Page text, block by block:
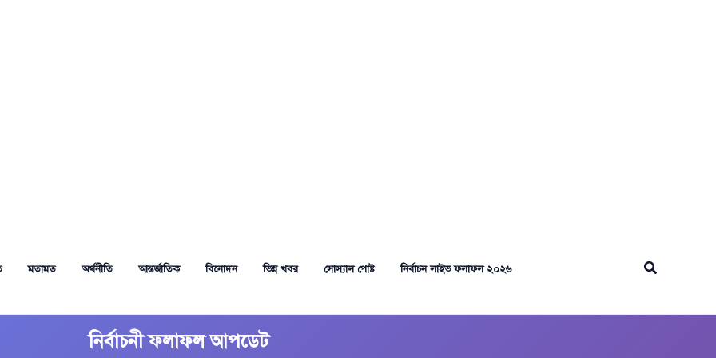
মতামত অর্থনীতি আন্তর্জাতিক বিনোদন ভিন্ন খবর সোস্যাল পোষ্ট নির্বাচন লাইভ ফলাফল ২০২৬ Search
নির্বাচনী ফলাফল আপডেট